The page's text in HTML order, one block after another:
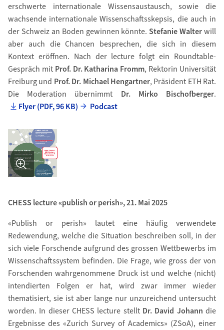
erschwerte internationale Wissensaustausch, sowie die
wachsende internationale Wissenschaftsskepsis, die auch in
der Schweiz an Boden gewinnen könnte.Stefanie Walterwill
aber auch die Chancen besprechen, die sich in diesem
Kontext eröffnen. Nach der lecture folgt ein Roundtable-
Gespräch mit Prof. Dr. Katharina Fromm, Rektorin Universität
Freiburg und Prof. Dr. Michael Hengartner, Präsident ETH Rat.
Die Moderation übernimmt Dr. Mirko Bischofberger.
Flyer (PDF, 96 KB)
Podcast
Bild in Detailansicht �ffnen
CHESS lecture «publish or perish», 21. Mai 2025
«Publish or perish» lautet eine häufig verwendete
Redewendung, welche die Situation beschreiben soll, in der
sich viele Forschende aufgrund des grossen Wettbewerbs im
Wissenschaftssystem befinden. Die Frage, wie gross der von
Forschenden wahrgenommene Druck ist und welche (nicht)
intendierten Folgen er hat, wird zwar immer wieder
thematisiert, sie ist aber lange nur unzureichend untersucht
worden. In dieser CHESS lecture stellt Dr. David Johann die
Ergebnisse des «Zurich Survey of Academics» (ZSoA), einer